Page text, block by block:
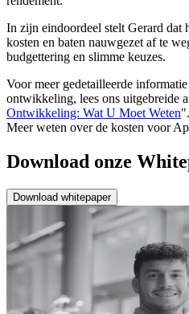
In zijn eindoordeel stelt Gerard dat
kosten en baten nauwgezet af te
budgettering en slimme keuzes.
Voor meer gedetailleerde
ontwikkeling, lees ons uitgebreide
Ontwikkeling: Wat U Moet Weten".
Meer weten over de kosten voor
Download onze
Download whitepaper